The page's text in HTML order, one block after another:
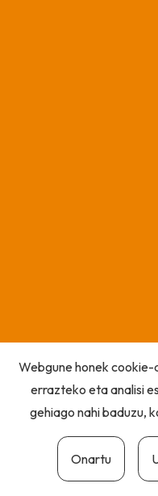
Webgune honek
errazteko eta analisi
gehiago nahi baduzu,
Onartu